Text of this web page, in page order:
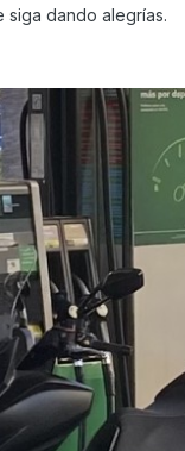
siga dando alegrías.